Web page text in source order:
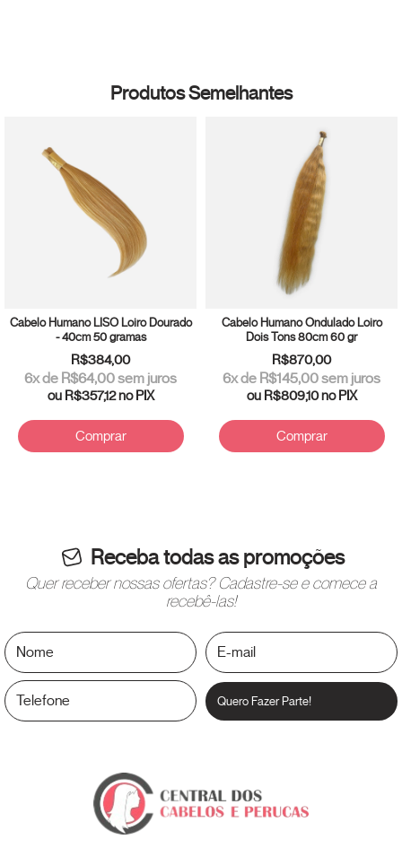
Produtos Semelhantes
Cabelo Humano LISO Loiro Dourado
- 40cm 50 gramas
R$384,00
6x de R$64,00sem juros
ou R$357,12no PIX
Comprar
Cabelo Humano Ondulado Loiro
Dois Tons 80cm 60 gr
R$870,00
6x de R$145,00sem juros
ou R$809,10no PIX
Comprar
Receba todas as promoções
Quer receber nossas ofertas? Cadastre-se e comece a
recebê-las!
Quero Fazer Parte!